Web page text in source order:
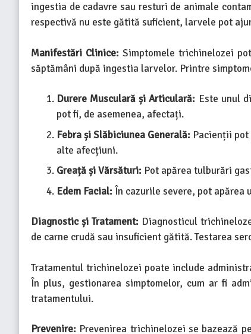
ingestia de cadavre sau resturi de animale
respectivă nu este gătită suficient, larvele pot
Manifestări Clinice:Simptomele trichinelozei
săptămâni după ingestia larvelor. Printre
Durere Musculară și Articulară: Este unul
pot fi, de asemenea, afectați.
Febra și Slăbiciunea Generală:Pacienții pot
alte afecțiuni.
Greață și Vărsături:Pot apărea tulburări
Edem Facial:În cazurile severe, pot apărea
Diagnostic și Tratament:Diagnosticul
de carne crudă sau insuficient gătită. Testarea
Tratamentul trichinelozei poate include
În plus, gestionarea simptomelor, cum ar fi
tratamentului.
Prevenire: Prevenirea trichinelozei se bazează